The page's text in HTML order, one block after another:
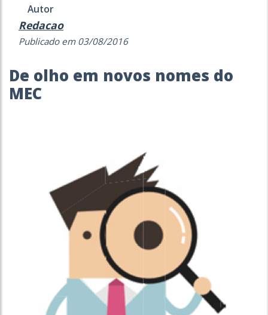
Autor
Redacao
Publicado em 03/08/2016
De olho em novos nomes do
MEC